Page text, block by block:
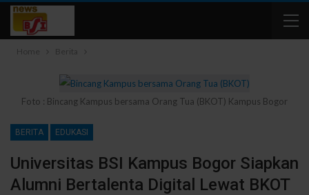
Home Berita
Foto : Bincang Kampus bersama Orang Tua (BKOT) Kampus Bogor
BERITA EDUKASI
Universitas BSI Kampus Bogor Siapkan
Alumni Bertalenta Digital Lewat BKOT